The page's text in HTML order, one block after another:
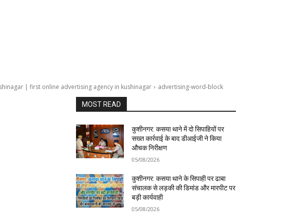
| first online advertising agency in kushinagar advertising-word-block
MOST READ
कुशीनगर: कसया थाने में दो सिपाहियों पर
सख्त कार्रवाई के बाद डीआईजी ने किया
औचक निरीक्षण
05/08/2026
कुशीनगर: कसया थाने के सिपाही पर ढाबा
संचालक से लड़की की डिमांड और मारपीट पर
बड़ी कार्यवाही
05/08/2026